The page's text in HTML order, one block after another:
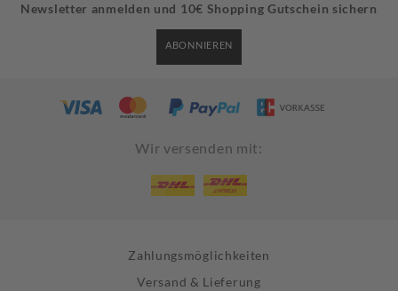
Newsletter anmelden und 10€ Shopping Gutschein sichern
ABONNIEREN
Wir versenden mit:
Zahlungsmöglichkeiten
Versand & Lieferung